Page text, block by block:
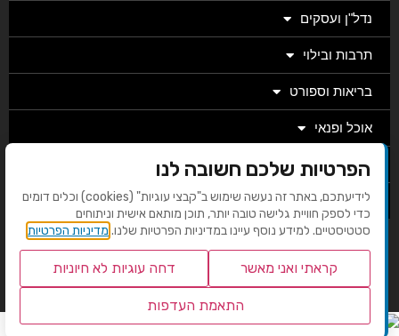
נדל"ן ועסקים
תרבות ובילוי
בריאות וספורט
אוכל ופנאי
מגזין
מערכת
בניית אתרים EMG
הפרטיות שלכם חשובה לנו
לידיעתכם, באתר זה נעשה שימוש ב"קבצי עוגיות" (cookies) וכלים דומים
כדי לספק חוויית גלישה טובה יותר, תוכן מותאם אישית וניתוחים
סטטיסטיים. למידע נוסף עיינו במדיניות הפרטיות שלנו. מדיניות הפרטיות
קראתי ואני מאשר דחה עוגיות לא חיוניות
התאמת העדפות
שנו העדפות פרטיות